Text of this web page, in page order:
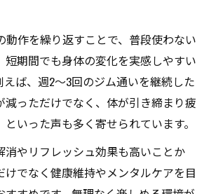
動作を繰り返すことで、普段使わない
短期間でも身体の変化を実感しやすい
えば、週2～3回のジム通いを継続した
減っただけでなく、体が引き締まり疲
いった声も多く寄せられています。
消やリフレッシュ効果も高いことか
けでなく健康維持やメンタルケアを目